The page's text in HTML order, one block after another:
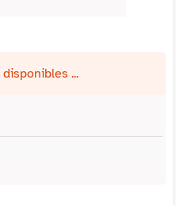
...